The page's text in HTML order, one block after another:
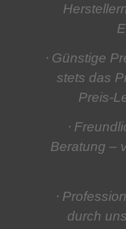
⋅ Günstige
stets das
Preis-
⋅
Beratung –
⋅
durch